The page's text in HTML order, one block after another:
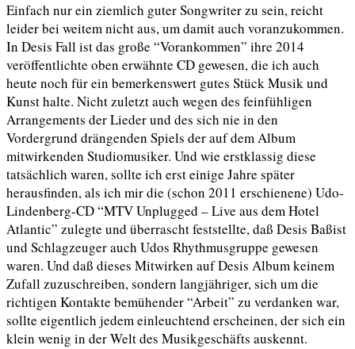
Einfach nur ein ziemlich guter Songwriter zu sein, reicht
leider bei weitem nicht aus, um damit auch voranzukommen.
In Desis Fall ist das große “Vorankommen” ihre 2014
veröffentlichte oben erwähnte CD gewesen, die ich auch
heute noch für ein bemerkenswert gutes Stück Musik und
Kunst halte. Nicht zuletzt auch wegen des feinfühligen
Arrangements der Lieder und des sich nie in den
Vordergrund drängenden Spiels der auf dem Album
mitwirkenden Studiomusiker. Und wie erstklassig diese
tatsächlich waren, sollte ich erst einige Jahre später
herausfinden, als ich mir die (schon 2011 erschienene) Udo-
Lindenberg-CD “MTV Unplugged – Live aus dem Hotel
Atlantic” zulegte und überrascht feststellte, daß Desis Baßist
und Schlagzeuger auch Udos Rhythmusgruppe gewesen
waren. Und daß dieses Mitwirken auf Desis Album keinem
Zufall zuzuschreiben, sondern langjähriger, sich um die
richtigen Kontakte bemühender “Arbeit” zu verdanken war,
sollte eigentlich jedem einleuchtend erscheinen, der sich ein
klein wenig in der Welt des Musikgeschäfts auskennt.